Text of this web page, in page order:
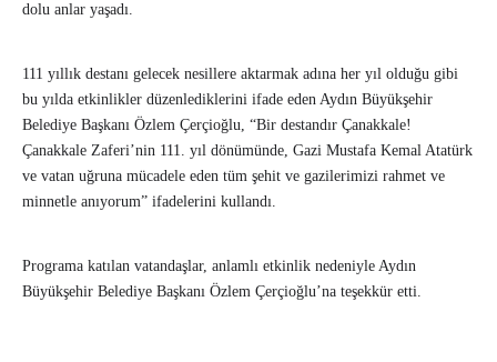
dolu anlar yaşadı.
111 yıllık destanı gelecek nesillere aktarmak adına her yıl olduğu gibi
bu yılda etkinlikler düzenlediklerini ifade eden Aydın Büyükşehir
Belediye Başkanı Özlem Çerçioğlu, “Bir destandır Çanakkale!
Çanakkale Zaferi’nin 111. yıl dönümünde, Gazi Mustafa Kemal Atatürk
ve vatan uğruna mücadele eden tüm şehit ve gazilerimizi rahmet ve
minnetle anıyorum” ifadelerini kullandı.
Programa katılan vatandaşlar, anlamlı etkinlik nedeniyle Aydın
Büyükşehir Belediye Başkanı Özlem Çerçioğlu’na teşekkür etti.